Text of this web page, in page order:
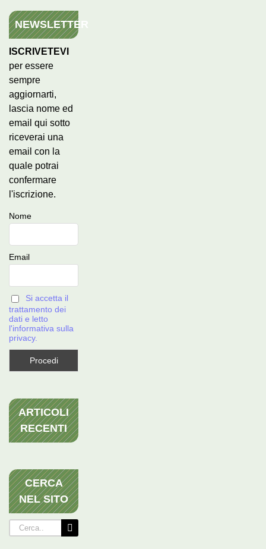
NEWSLETTER
ISCRIVETEVI
per essere
sempre
aggiornarti,
lascia nome ed
email qui sotto
riceverai una
email con la
quale potrai
confermare
l'iscrizione.
Nome
Email
Si accetta il
trattamento dei
dati e letto
l'informativa sulla
privacy.
ARTICOLI
RECENTI
CERCA
NEL SITO
Cerca
per: